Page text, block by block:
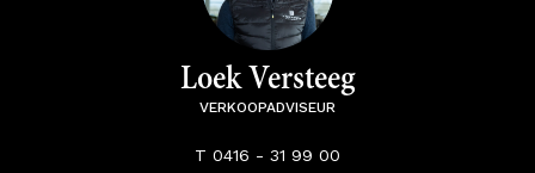
Loek Versteeg
VERKOOPADVISEUR
T 0416 - 31 99 00